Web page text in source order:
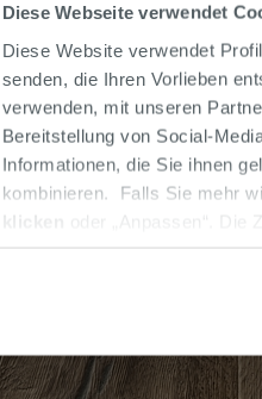
Diese Webseite verwendet
Diese Website verwendet
senden, die Ihren Vorlieben
verwenden, mit unseren
Bereitstellung von Social-
Informationen, die Sie ihnen
kombinieren. Falls Sie mehr
klicken
oder „Anpassen“. Die
werden. Wenn Sie auf die